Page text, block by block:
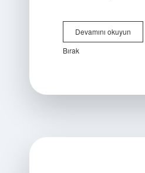
Devamını okuyunPorty
cihazı
Bırak